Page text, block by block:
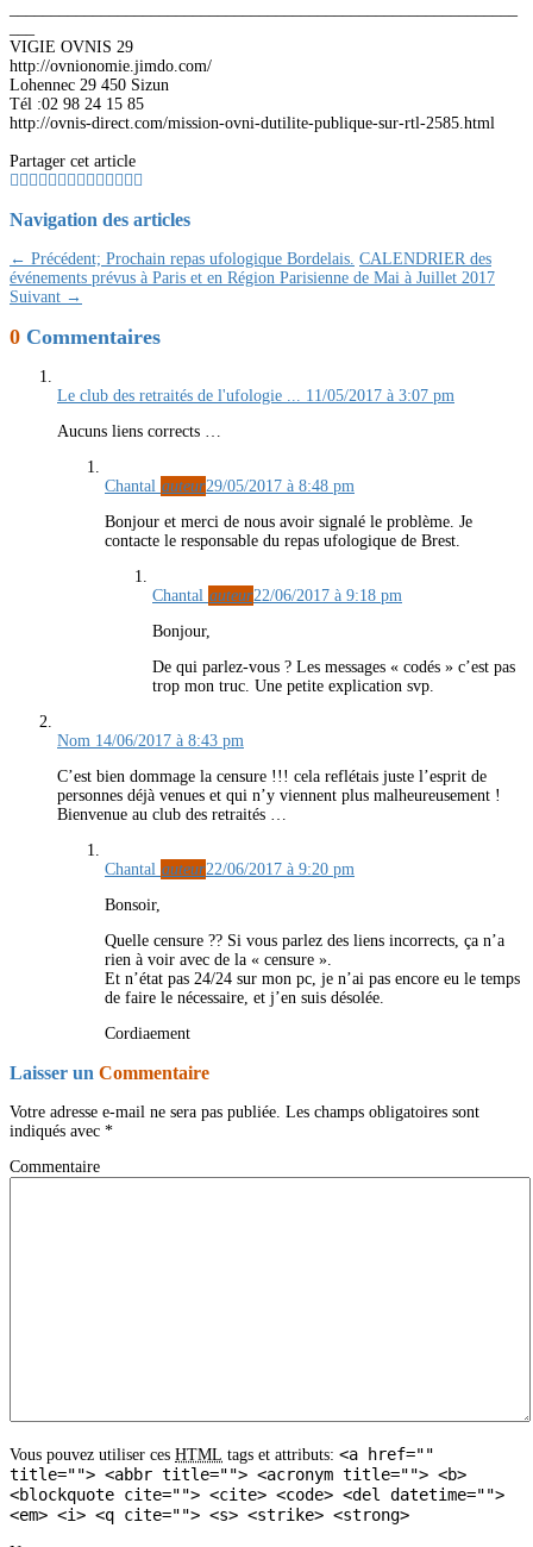
VIGIE OVNIS 29
http://ovnionomie.jimdo.com/
Lohennec 29 450 Sizun
Tél :02 98 24 15 85
http://ovnis-direct.com/mission-ovni-dutilite-publique-sur-rtl-2585.html
Partager cet article
Navigation des articles
← Précédent; Prochain repas ufologique Bordelais. CALENDRIER des
événements prévus à Paris et en Région Parisienne de Mai à Juillet 2017
Suivant →
0 Commentaires
Le club des retraités de l'ufologie ... 11/05/2017 à 3:07 pm
Aucuns liens corrects …
Chantal auteur29/05/2017 à 8:48 pm
Bonjour et merci de nous avoir signalé le problème. Je
contacte le responsable du repas ufologique de Brest.
Chantal auteur22/06/2017 à 9:18 pm
Bonjour,
De qui parlez-vous ? Les messages « codés » c’est pas
trop mon truc. Une petite explication svp.
Nom 14/06/2017 à 8:43 pm
C’est bien dommage la censure !!! cela reflétais juste l’esprit de
personnes déjà venues et qui n’y viennent plus malheureusement !
Bienvenue au club des retraités …
Chantal auteur22/06/2017 à 9:20 pm
Bonsoir,
Quelle censure ?? Si vous parlez des liens incorrects, ça n’a
rien à voir avec de la « censure ».
Et n’état pas 24/24 sur mon pc, je n’ai pas encore eu le temps
de faire le nécessaire, et j’en suis désolée.
Cordiaement
Laisser un Commentaire
Votre adresse e-mail ne sera pas publiée. Les champs obligatoires sont
indiqués avec *
Commentaire
Vous pouvez utiliser ces HTML tags et attributs: <a href=""
title=""> <abbr title=""> <acronym title=""> <b>
<blockquote cite=""> <cite> <code> <del datetime="">
<em> <i> <q cite=""> <s> <strike> <strong>